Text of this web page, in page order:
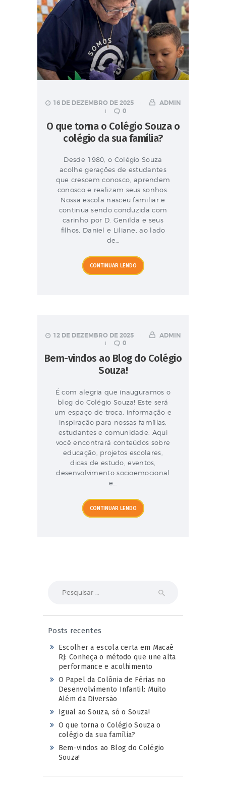
16 DE DEZEMBRO DE 2025
ADMIN
0
O que torna o Colégio Souza o
colégio da sua família?
Desde 1980, o Colégio Souza
acolhe gerações de estudantes
que crescem conosco, aprendem
conosco e realizam seus sonhos.
Nossa escola nasceu familiar e
continua sendo conduzida com
carinho por D. Genilda e seus
filhos, Daniel e Liliane, ao lado
de…
CONTINUAR LENDO
12 DE DEZEMBRO DE 2025
ADMIN
0
Bem-vindos ao Blog do Colégio
Souza!
É com alegria que inauguramos o
blog do Colégio Souza! Este será
um espaço de troca, informação e
inspiração para nossas famílias,
estudantes e comunidade. Aqui
você encontrará conteúdos sobre
educação, projetos escolares,
dicas de estudo, eventos,
desenvolvimento socioemocional
e…
CONTINUAR LENDO
Posts recentes
Escolher a escola certa em Macaé
RJ: Conheça o método que une alta
performance e acolhimento
O Papel da Colônia de Férias no
Desenvolvimento Infantil: Muito
Além da Diversão
Igual ao Souza, só o Souza!
O que torna o Colégio Souza o
colégio da sua família?
Bem-vindos ao Blog do Colégio
Souza!